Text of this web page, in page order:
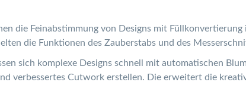
die Feinabstimmung von Designs mit
die Funktionen des Zauberstabs und des
sich komplexe Designs schnell mit automatischen
verbessertes Cutwork erstellen. Die erweitert die